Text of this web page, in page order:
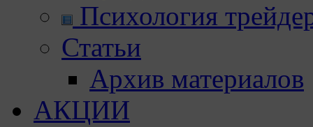
Психология
Статьи
Архив материалов
АКЦИИ